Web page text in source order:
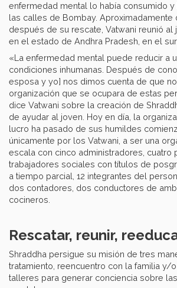
enfermedad mental lo había consumido
las calles de Bombay. Aproximadamente
después de su rescate, Vatwani reunió al
en el estado de Andhra Pradesh, en el sur
«La enfermedad mental puede reducir a
condiciones inhumanas. Después de
esposa y yo] nos dimos cuenta de que
organización que se ocupara de estas
dice Vatwani sobre la creación de
de ayudar al joven. Hoy en día, la
lucro ha pasado de sus humildes
únicamente por los Vatwani, a ser una
escala con cinco administradores, cuatro
trabajadores sociales con títulos de
a tiempo parcial, 12 integrantes del
dos contadores, dos conductores de
cocineros.
Rescatar, reunir,
Shraddha persigue su misión de tres
tratamiento, reencuentro con la familia y/
talleres para generar conciencia sobre